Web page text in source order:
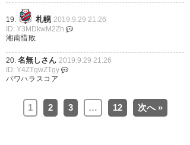
ゲーム！ #spulse
— 裏拳エスパ🗻⚽️
(boc_12pulse)2019, 9月 29
エスパルス6-0勝利か！ あと2点
19. 札幌 2019.9.29 21:26
ID: Y3MDkwM2Zh
湘南惜敗
20. 名無しさん 2019.9.29 21:26
ID: Y4ZTgwZTgy
パワハラスコア
1 2 3 … 12 次へ »